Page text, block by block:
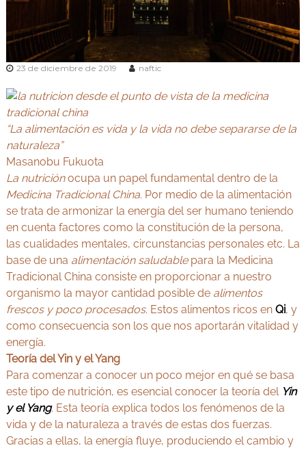
g
y
A
y
u
r
v
e
d
a
v
a
n
a
d
r
23 de diciembre de 2019 naftic
“La alimentación es vida y la vida no debe separarse de la
naturaleza”
Masanobu Fukuota
La nutriciónocupa un papel fundamental dentro de la
Medicina Tradicional China. Por medio de la alimentación
se trata de armonizar la energía del ser humano teniendo
en cuenta factores como la constitución de la persona,
las cualidades mentales, circunstancias personales etc. La
base de una alimentación saludablepara la Medicina
Tradicional China consiste en proporcionar a nuestro
organismo la mayor cantidad posible de alimentos
frescos y poco procesados. Estos alimentos ricos en Qi, y
como consecuencia son los que nos aportarán vitalidad y
energía.
Teoría del Yin y el Yang
Para comenzar a conocer un poco mejor en qué se basa
este tipo de nutrición, es esencial conocer la teoría del Yin
y el Yang. Esta teoría explica todos los fenómenos de la
vida y de la naturaleza a través de estas dos fuerzas.
Gracias a ellas, la energía fluye, produciendo el cambio y